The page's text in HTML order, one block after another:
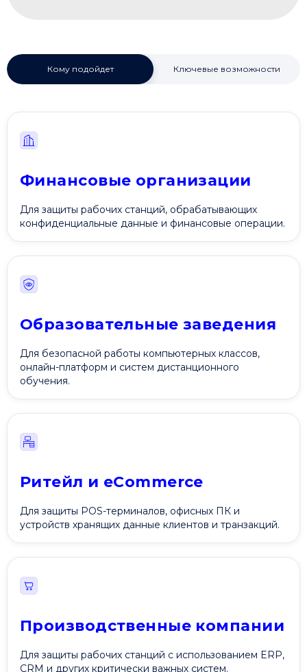
Кому подойдет Ключевые возможности
Финансовые организации
Для защиты рабочих станций, обрабатывающих
конфиденциальные данные и финансовые операции.
Образовательные заведения
Для безопасной работы компьютерных классов,
онлайн-платформ и систем дистанционного
обучения.
Ритейл и eCommerce
Для защиты POS-терминалов, офисных ПК и
устройств хранящих данные клиентов и транзакций.
Производственные компании
Для защиты рабочих станций с использованием ERP,
CRM и других критически важных систем.